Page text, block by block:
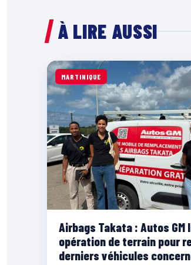
À LIRE AUSSI
MARTINIQUE
Airbags Takata : Autos GM
opération de terrain pour
derniers véhicules